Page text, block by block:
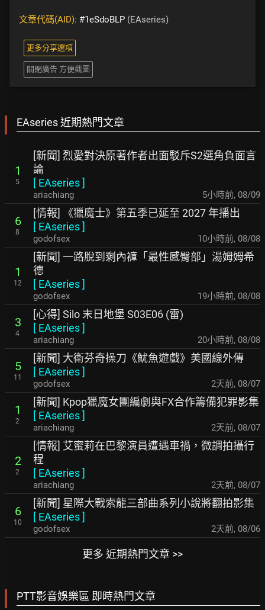
文章代碼(AID): #1eSdoBLP (EAseries)
更多分享選項
關閉廣告 方便截圖
EAseries 近期熱門文章
1
5
[新聞] 烈愛對決原著作者出面駁斥S2選角負面言
論
[ EAseries]
ariachiang 5小時前, 08/09
6
8
[情報] 《獵魔士》第五季已延至 2027 年播出
[ EAseries]
godofsex 10小時前, 08/08
1
12
[新聞] 一路脫到剩內褲「最性感臀部」湯姆姆希
德
[ EAseries]
godofsex 19小時前, 08/08
3
4
[心得] Silo 末日地堡 S03E06 (雷)
[ EAseries]
ariachiang 20小時前, 08/08
5
11
[新聞] 大衛芬奇操刀《魷魚遊戲》美國線外傳
[ EAseries]
godofsex 2天前, 08/07
1
2
[新聞] Kpop獵魔女團編劇與FX合作籌備犯罪影集
[ EAseries]
ariachiang 2天前, 08/07
2
2
[情報] 艾蜜莉在巴黎演員遭遇車禍，微調拍攝行
程
[ EAseries]
ariachiang 2天前, 08/07
6
10
[新聞] 星際大戰索龍三部曲系列小說將翻拍影集
[ EAseries]
godofsex 2天前, 08/06
更多 近期熱門文章 >>
PTT影音娛樂區 即時熱門文章